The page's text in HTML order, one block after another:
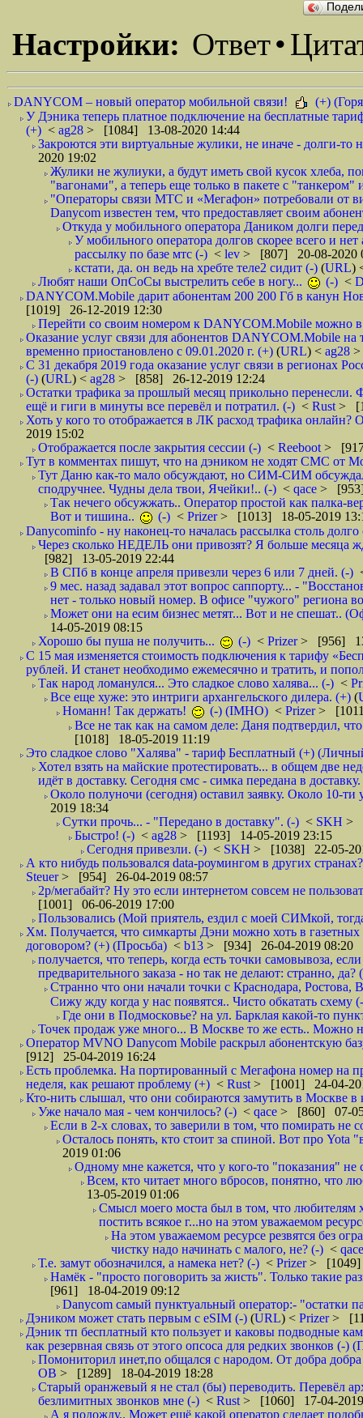
Настройки: Ответ•
DANYCOM – новый оператор мобильной связи!
(+)
У Дэника теперь платное подключение на бесплатные
(+) < ag28 > [1084] 13-08-2020 14:44
Закроются эти виртуальные жулики, не иначе - долги-то
2020 19:02
Жулики не жулиуки, а будут иметь свой кусок хлеба,
"вагонами", а теперь еще только в пакете с
"Операторы связи МТС и «Мегафон» потребовали от
Danycom известен тем, что предоставляет своим
Откуда у мобильного оператора Даником долги
У мобильного оператора долгов скорее всего и
рассылку по базе мтс (-) < lev > [807] 20-08-2020
кстати, да. он ведь на хребте теле2 сидит (-) (URL)
Любят наши ОпСоСы выстрелить себе в ногу...
(-) <
DANYCOM.Mobile дарит абонентам 200 200 Гб в канун
[1019] 26-12-2019 12:30
Перейти со своим номером к DANYCOM.Mobile можно в
Оказание услуг связи для абонентов DANYCOM.Mobile
временно приостановлено с 09.01.2020 г. (+) (URL) < ag28 >
С 31 декабря 2019 года оказание услуг связи в регионах
(-) (URL) < ag28 > [858] 26-12-2019 12:24
Остатки трафика за прошлый месяц прикольно
ещё и гиги в минуты все перевёл и потратил. (-) < Rust >
Хоть у кого то отображается в ЛК расход трафика
2019 15:02
Отображается после закрытия сессии (-) < Reeboot >
Тут в комментах пишут, что на дэником не ходят СМС от
Тут Даню как-то мало обсуждают, но СИМ-СИМ
сподручнее. Чудны дела твои, Ячейки!.. (-) < qace > [953]
Так нечего обсужжать.. Оператор простой как палка-
Вот и тишина..
(-) < Prizer> [1013] 18-05-2019
Danycominfo - ну наконец-то началась рассылка столь
Через сколько НЕДЕЛЬ они привозят? Я больше месяца
[982] 13-05-2019 22:44
В СПб в конце апреля привезли через 6 или 7 дней. (-)
9 мес. назад задавал этот вопрос саппорту... -
нет - только новый номер. В офисе "чужого" региона
Может они на есим бизнес метят... Вот и не спешат..
14-05-2019 08:15
Хорошо бы пуша не получить...
(-) < Prizer> [956]
С 15 мая изменяется стоимость подключения к тарифу
рублей. И станет необходимо ежемесячно и тратить, и
Так народ ломанулся... Это сладкое слово халява... (-) <
Все еще хуже: это интриги архангельского дилера. (+) (
Номанн! Так держать!
(-) (IMHO) < Prizer>
Все не так как на самом деле: Даня подтвердил,
[1018] 18-05-2019 11:19
Это сладкое слово "Халява" - тариф Бесплатный (+)
Хотел взять на майские протестировать... в общем две
идёт в доставку. Сегодня смс - симка передана в
Около полуночи (сегодня) оставил заявку. Около 10-ти
2019 18:34
Сутки прочь... - "Передано в доставку". (-) < SKH >
Быстро! (-) < ag28 > [1193] 14-05-2019 23:15
Сегодня привезли. (-) < SKH > [1038] 22-05-
А кто нибудь пользовался data-роумингом в других
Steuer> [954] 26-04-2019 08:57
2р/мегабайт? Ну это если интернетом совсем не
[1001] 06-06-2019 17:00
Пользовались (Мой приятель, ездил с моей СИМкой,
Хм. Получается, что симкарты Дэни можно хоть в газетных
договором? (+) (Просьба) < b13 > [934] 26-04-2019 08:20
получается, что теперь, когда есть точки самовывоза,
предварительного заказа - но так не делают: странно, да?
Странно что они начали точки с Краснодара,
Сижу жду когда у нас появятся.. Чисто обкатать схему
Где они в Подмосковье? на ул. Барклая какой-то
Точек продаж уже много... В Москве то же есть.. Можно
Оператор MVNO Danycom Mobile раскрыл абонентскую
[912] 25-04-2019 16:24
Есть проблемка. На портированный с Мегафона номер на
неделя, как решают проблему (+) < Rust > [1001] 24-04-
Кто-нить слышал, что они собираются замутить в Москве в
Уже начало мая - чем кончилось? (-) < qace > [860] 07-
Если в 2-х словах, то заверили в том, что помирать не
Осталось понять, кто стоит за спиной. Вот про Yota
2019 01:06
Одному мне кажется, что у кого-то "показания" не
Всем, кто читает много вбросов, понятно, что
13-05-2019 01:06
Смысл моего моста был в том, что любителям
постить всякое г...но на этом уважаемом
На этом уважаемом ресурсе резвятся без
чистку надо начинать с малого, не? (-) <
Т.е. замут обозначился, а намека нет? (-) < Prizer> [1049]
Намёк - "просто поговорить за жисть". Только такие
[961] 18-04-2019 09:12
Danycom самый пунктуальный оператор:- "остатки
Дэником может стать первым с еSIM (-) (URL) < Prizer>
Дэник тп бесплатный кто пользует и каковы подводные
как резервная связь от этого опсоса для редких звонков (-)
Помониторил инет,по общался с народом. От добра
ОВ > [1289] 18-04-2019 18:28
Старый оранжевый я не стал (бы) переводить. Перевёл
безлимитных звонков мне (-) < Rust > [1060] 17-04-
А я подожду.. Может ещё какой оператор сделает